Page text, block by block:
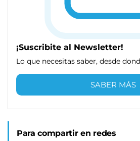
¡Suscribite al Newsletter!
Lo que necesitas saber, desde
SABER MÁS
Para compartir en redes